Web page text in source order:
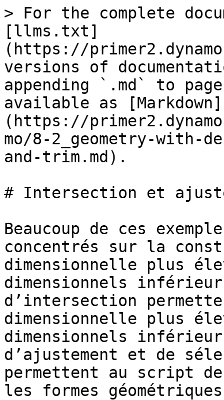
> For the complete
[llms.txt]
(https://
versions of
appending `.md` to
available as [Markdown]
(https://
mo/8-2_geometry-
and-trim.md).
# Intersection et
Beaucoup de ces
concentrés sur la
dimensionnelle plus
dimensionnels
d’intersection
dimensionnelle plus
dimensionnels
d’ajustement et de
permettent au script
les formes